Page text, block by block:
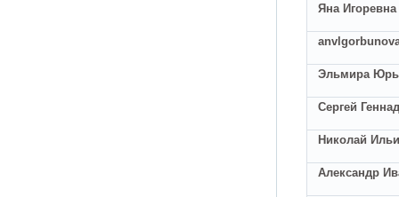
Яна
Эльмира
Сергей
Николай
Александр